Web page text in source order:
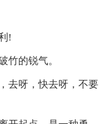
!
竹的锐气。
去呀，快去呀，不要